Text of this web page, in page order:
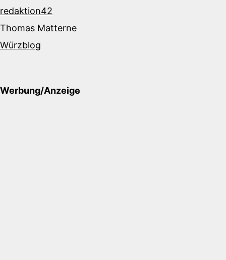
redaktion42
Thomas Matterne
Würzblog
Werbung/Anzeige